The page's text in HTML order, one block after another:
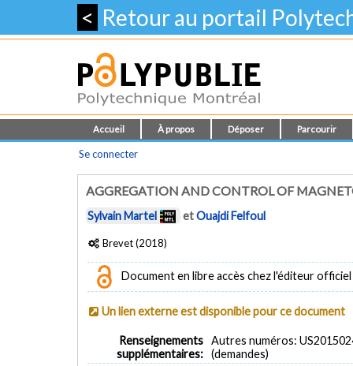
< Retour au portail
Accueil À propos Déposer Parcourir
Se connecter
AGGREGATION AND CONTROL OF
Sylvain Martel etOuajdi Felfoul
Brevet (2018)
Document en libre accès chez l'éditeur officiel
Un lien externe est disponible pour ce document
Renseignements
supplémentaires:
Autres numéros:
(demandes)